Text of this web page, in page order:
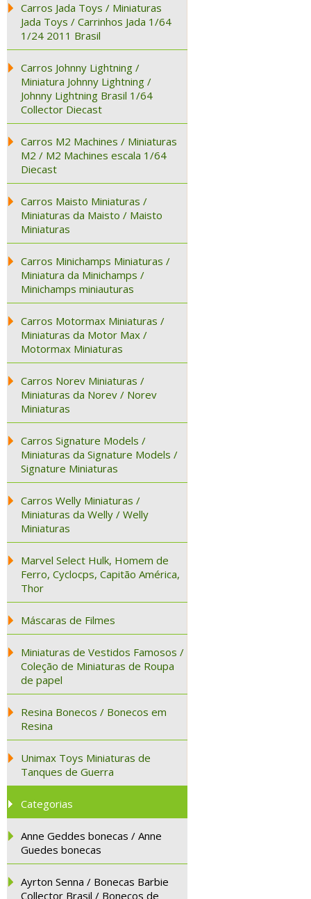
Carros Jada Toys / Miniaturas
Jada Toys / Carrinhos Jada 1/64
1/24 2011 Brasil
Carros Johnny Lightning /
Miniatura Johnny Lightning /
Johnny Lightning Brasil 1/64
Collector Diecast
Carros M2 Machines / Miniaturas
M2 / M2 Machines escala 1/64
Diecast
Carros Maisto Miniaturas /
Miniaturas da Maisto / Maisto
Miniaturas
Carros Minichamps Miniaturas /
Miniatura da Minichamps /
Minichamps miniauturas
Carros Motormax Miniaturas /
Miniaturas da Motor Max /
Motormax Miniaturas
Carros Norev Miniaturas /
Miniaturas da Norev / Norev
Miniaturas
Carros Signature Models /
Miniaturas da Signature Models /
Signature Miniaturas
Carros Welly Miniaturas /
Miniaturas da Welly / Welly
Miniaturas
Marvel Select Hulk, Homem de
Ferro, Cyclocps, Capitão América,
Thor
Máscaras de Filmes
Miniaturas de Vestidos Famosos /
Coleção de Miniaturas de Roupa
de papel
Resina Bonecos / Bonecos em
Resina
Unimax Toys Miniaturas de
Tanques de Guerra
Categorias
Anne Geddes bonecas / Anne
Guedes bonecas
Ayrton Senna / Bonecas Barbie
Collector Brasil / Bonecos de